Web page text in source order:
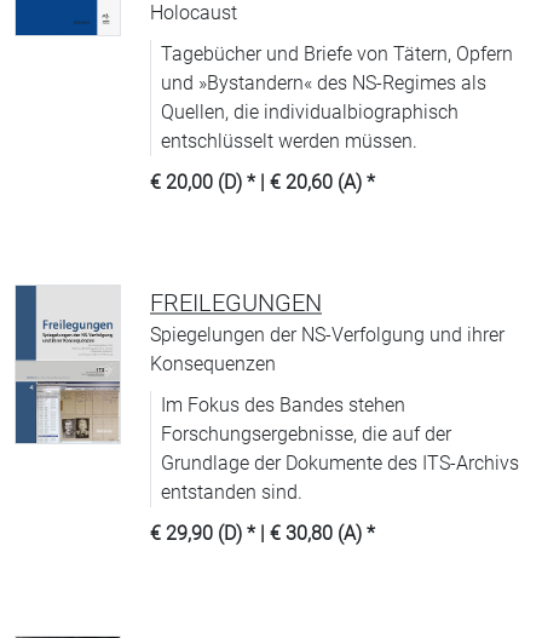
Holocaust
Tagebücher und Briefe von Tätern, Opfern
und »Bystandern« des NS-Regimes als
Quellen, die individualbiographisch
entschlüsselt werden müssen.
€ 20,00 (D) * | € 20,60 (A) *
FREILEGUNGEN
Spiegelungen der NS-Verfolgung und ihrer
Konsequenzen
Im Fokus des Bandes stehen
Forschungsergebnisse, die auf der
Grundlage der Dokumente des ITS-Archivs
entstanden sind.
€ 29,90 (D) * | € 30,80 (A) *